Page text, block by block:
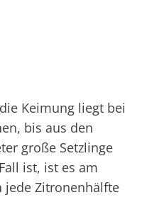
Keimung liegt bei
bis aus den
große Setzlinge
ist, ist es am
jede Zitronenhälfte